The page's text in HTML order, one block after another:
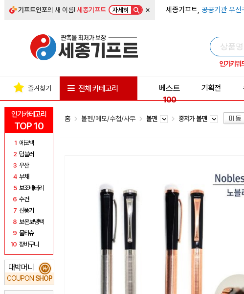
기프트인포의 새 이름!세종기프트 자세히 × 세종기프트, 공공기관 우선
인기키워
인기카테고리
TOP 10
1 에코백
2 텀블러
3 우산
4 부채
5 보조배터리
6 수건
7 선풍기
8 보온보냉백
9 물티슈
10 장바구니
대박머니
COUPON SHOP
₩
즐겨찾기 전체 카테고리
베스트
100
기획전
홈 볼펜/메모/수첩/사무 볼펜 중저가 볼펜